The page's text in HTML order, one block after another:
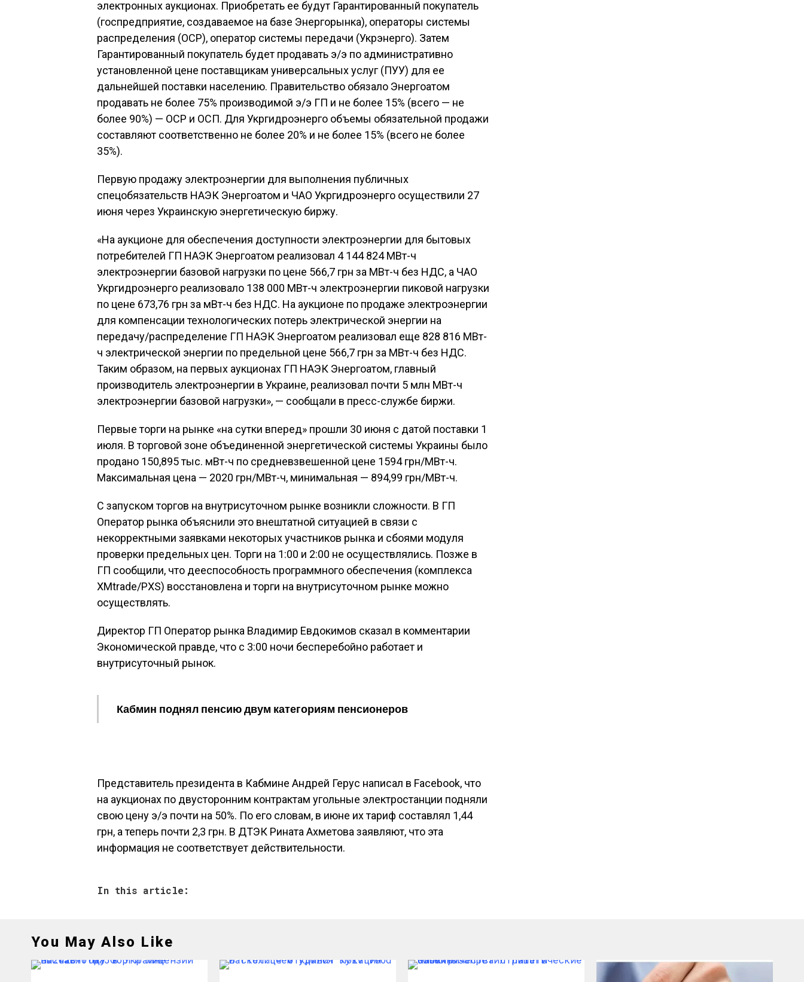
электронных аукционах. Приобретать ее будут Гарантированный покупатель
(госпредприятие, создаваемое на базе Энергорынка), операторы системы
распределения (ОСР), оператор системы передачи (Укрэнерго). Затем
Гарантированный покупатель будет продавать э/э по административно
установленной цене поставщикам универсальных услуг (ПУУ) для ее
дальнейшей поставки населению. Правительство обязало Энергоатом
продавать не более 75% производимой э/э ГП и не более 15% (всего — не
более 90%) — ОСР и ОСП. Для Укргидроэнерго объемы обязательной продажи
составляют соответственно не более 20% и не более 15% (всего не более
35%).
Первую продажу электроэнергии для выполнения публичных
спецобязательств НАЭК Энергоатом и ЧАО Укргидроэнерго осуществили 27
июня через Украинскую энергетическую биржу.
«На аукционе для обеспечения доступности электроэнергии для бытовых
потребителей ГП НАЭК Энергоатом реализовал 4 144 824 МВт-ч
электроэнергии базовой нагрузки по цене 566,7 грн за МВт-ч без НДС, а ЧАО
Укргидроэнерго реализовало 138 000 МВт-ч электроэнергии пиковой нагрузки
по цене 673,76 грн за мВт-ч без НДС. На аукционе по продаже электроэнергии
для компенсации технологических потерь электрической энергии на
передачу/распределение ГП НАЭК Энергоатом реализовал еще 828 816 МВт-
ч электрической энергии по предельной цене 566,7 грн за МВт-ч без НДС.
Таким образом, на первых аукционах ГП НАЭК Энергоатом, главный
производитель электроэнергии в Украине, реализовал почти 5 млн МВт-ч
электроэнергии базовой нагрузки», — сообщали в пресс-службе биржи.
Первые торги на рынке «на сутки вперед» прошли 30 июня с датой поставки 1
июля. В торговой зоне объединенной энергетической системы Украины было
продано 150,895 тыс. мВт-ч по средневзвешенной цене 1594 грн/МВт-ч.
Максимальная цена — 2020 грн/МВт-ч, минимальная — 894,99 грн/МВт-ч.
С запуском торгов на внутрисуточном рынке возникли сложности. В ГП
Оператор рынка объяснили это внештатной ситуацией в связи с
некорректными заявками некоторых участников рынка и сбоями модуля
проверки предельных цен. Торги на 1:00 и 2:00 не осуществлялись. Позже в
ГП сообщили, что дееспособность программного обеспечения (комплекса
XMtrade/PXS) восстановлена и торги на внутрисуточном рынке можно
осуществлять.
Директор ГП Оператор рынка Владимир Евдокимов сказал в комментарии
Экономической правде, что с 3:00 ночи бесперебойно работает и
внутрисуточный рынок.
Кабмин поднял пенсию двум категориям пенсионеров
Представитель президента в Кабмине Андрей Герус написал в Facebook, что
на аукционах по двусторонним контрактам угольные электростанции подняли
свою цену э/э почти на 50%. По его словам, в июне их тариф составлял 1,44
грн, а теперь почти 2,3 грн. В ДТЭК Рината Ахметова заявляют, что эта
информация не соответствует действительности.
In this article:
You May Also Like